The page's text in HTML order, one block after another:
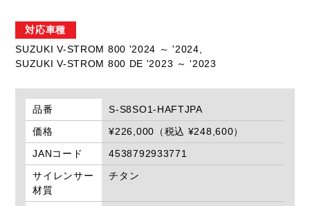
対応車種
SUZUKI V-STROM 800 '2024 ～ '2024,
SUZUKI V-STROM 800 DE '2023 ～ '2023
品番
S-S8SO1-HAFTJPA
価格
¥226,000（税込 ¥248,600）
JANコード
4538792933771
サイレンサー
材質
チタン